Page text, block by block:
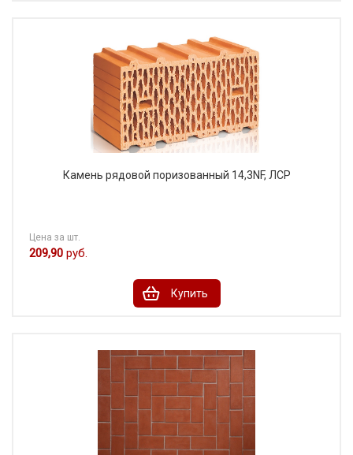
Камень рядовой поризованный 14,3NF, ЛСР
Цена за шт.
209,90 руб.
Купить